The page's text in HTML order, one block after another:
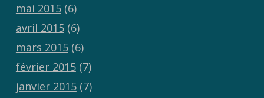
mai 2015(6)
avril 2015(6)
mars 2015(6)
février 2015(7)
janvier 2015(7)